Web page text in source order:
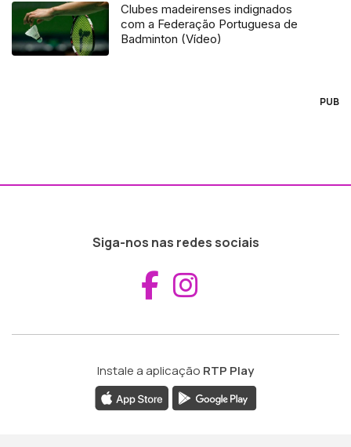
Clubes madeirenses indignados
com a Federação Portuguesa de
Badminton (Vídeo)
PUB
Siga-nos nas redes sociais
Aceder ao
Instale a aplicação RTP Play